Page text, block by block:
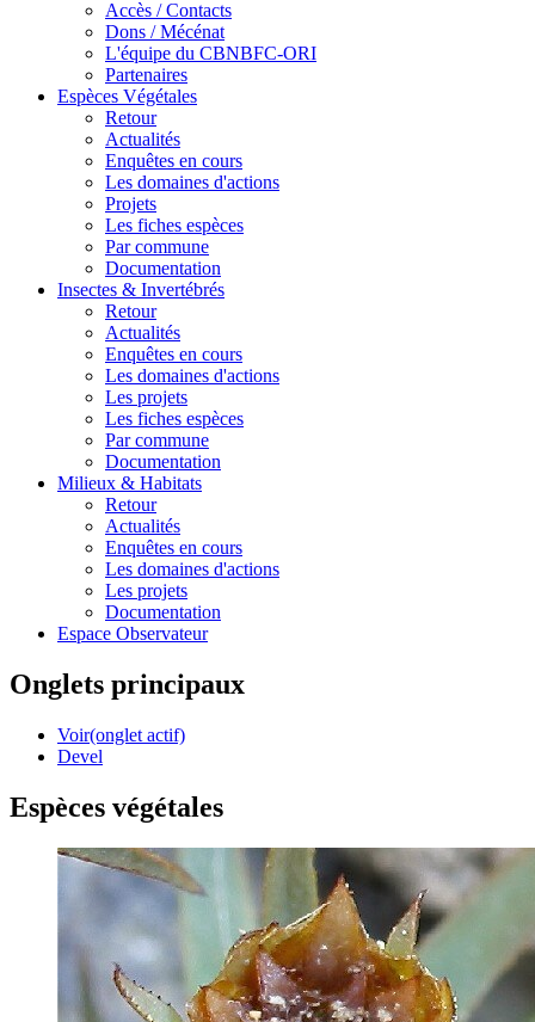
Accès / Contacts
Dons / Mécénat
L'équipe du CBNBFC-ORI
Partenaires
Espèces Végétales
Retour
Actualités
Enquêtes en cours
Les domaines d'actions
Projets
Les fiches espèces
Par commune
Documentation
Insectes & Invertébrés
Retour
Actualités
Enquêtes en cours
Les domaines d'actions
Les projets
Les fiches espèces
Par commune
Documentation
Milieux & Habitats
Retour
Actualités
Enquêtes en cours
Les domaines d'actions
Les projets
Documentation
Espace Observateur
Onglets principaux
Voir(onglet actif)
Devel
Espèces végétales